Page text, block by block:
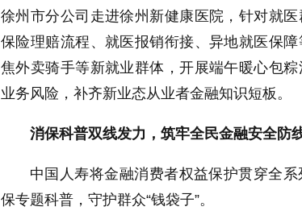
徐州市分公司走进徐州新健康医院，针对就
保险理赔流程、就医报销衔接、异地就医保
焦外卖骑手等新就业群体，开展端午暖心包
业务风险，补齐新业态从业者金融知识短板。
消保科普双线发力，筑牢全民金融安全防
中国人寿将金融消费者权益保护贯穿全
保专题科普，守护群众“钱袋子”。